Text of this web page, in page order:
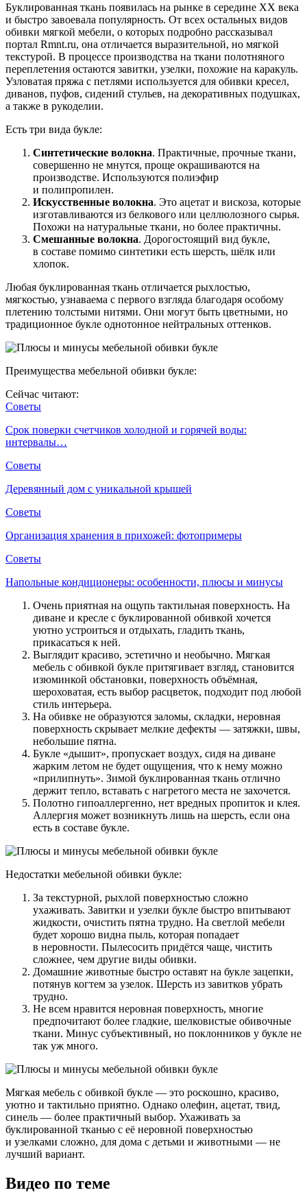
Буклированная ткань появилась на рынке в середине ХХ века
и быстро завоевала популярность. От всех остальных видов
обивки мягкой мебели, о которых подробно рассказывал
портал Rmnt.ru, она отличается выразительной, но мягкой
текстурой. В процессе производства на ткани полотняного
переплетения остаются завитки, узелки, похожие на каракуль.
Узловатая пряжа с петлями используется для обивки кресел,
диванов, пуфов, сидений стульев, на декоративных подушках,
а также в рукоделии.
Есть три вида букле:
Синтетические волокна. Практичные, прочные ткани,
совершенно не мнутся, проще окрашиваются на
производстве. Используются полиэфир
и полипропилен.
Искусственные волокна. Это ацетат и вискоза, которые
изготавливаются из белкового или целлюлозного сырья.
Похожи на натуральные ткани, но более практичны.
Смешанные волокна. Дорогостоящий вид букле,
в составе помимо синтетики есть шерсть, шёлк или
хлопок.
Любая буклированная ткань отличается рыхлостью,
мягкостью, узнаваема с первого взгляда благодаря особому
плетению толстыми нитями. Они могут быть цветными, но
традиционное букле однотонное нейтральных оттенков.
Преимущества мебельной обивки букле:
Сейчас читают:
Советы
Срок поверки счетчиков холодной и горячей воды:
интервалы…
Советы
Деревянный дом с уникальной крышей
Советы
Организация хранения в прихожей: фотопримеры
Советы
Напольные кондиционеры: особенности, плюсы и минусы
Очень приятная на ощупь тактильная поверхность. На
диване и кресле с буклированной обивкой хочется
уютно устроиться и отдыхать, гладить ткань,
прикасаться к ней.
Выглядит красиво, эстетично и необычно. Мягкая
мебель с обивкой букле притягивает взгляд, становится
изюминкой обстановки, поверхность объёмная,
шероховатая, есть выбор расцветок, подходит под любой
стиль интерьера.
На обивке не образуются заломы, складки, неровная
поверхность скрывает мелкие дефекты — затяжки, швы,
небольшие пятна.
Букле «дышит», пропускает воздух, сидя на диване
жарким летом не будет ощущения, что к нему можно
«прилипнуть». Зимой буклированная ткань отлично
держит тепло, вставать с нагретого места не захочется.
Полотно гипоаллергенно, нет вредных пропиток и клея.
Аллергия может возникнуть лишь на шерсть, если она
есть в составе букле.
Недостатки мебельной обивки букле:
За текстурной, рыхлой поверхностью сложно
ухаживать. Завитки и узелки букле быстро впитывают
жидкости, очистить пятна трудно. На светлой мебели
будет хорошо видна пыль, которая попадает
в неровности. Пылесосить придётся чаще, чистить
сложнее, чем другие виды обивки.
Домашние животные быстро оставят на букле зацепки,
потянув когтем за узелок. Шерсть из завитков убрать
трудно.
Не всем нравится неровная поверхность, многие
предпочитают более гладкие, шелковистые обивочные
ткани. Минус субъективный, но поклонников у букле не
так уж много.
Мягкая мебель с обивкой букле — это роскошно, красиво,
уютно и тактильно приятно. Однако олефин, ацетат, твид,
синель — более практичный выбор. Ухаживать за
буклированной тканью с её неровной поверхностью
и узелками сложно, для дома с детьми и животными — не
лучший вариант.
Видео по теме